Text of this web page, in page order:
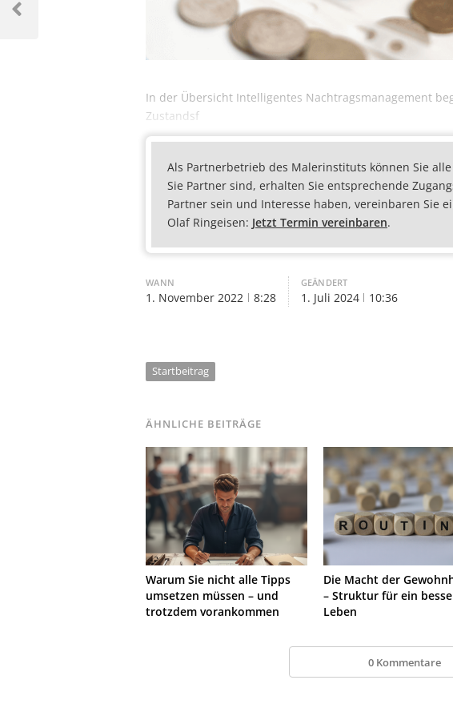
In der Übersicht Intelligentes Nachtragsmanagement
Zustandsf
Als Partnerbetrieb des Malerinstituts können Sie
Sie Partner sind, erhalten Sie entsprechende
Partner sein und Interesse haben, vereinbaren Sie
Olaf Ringeisen: Jetzt Termin vereinbaren.
WANN
1. November 2022 8:28
GEÄNDERT
1. Juli 2024 10:36
Startbeitrag
ÄHNLICHE BEITRÄGE
Warum Sie nicht alle Tipps
umsetzen müssen – und
trotzdem vorankommen
Die Macht der
– Struktur für ein
Leben
0 Kommentare